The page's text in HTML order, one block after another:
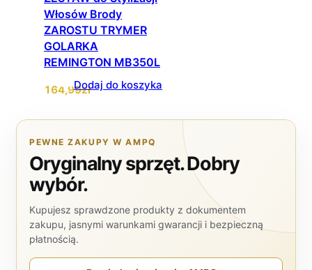
Włosów Brody
ZAROSTU TRYMER
GOLARKA
REMINGTON MB350L
164,99zł
Dodaj do koszyka
PEWNE ZAKUPY W AMPQ
Oryginalny sprzęt. Dobry
wybór.
Kupujesz sprawdzone produkty z dokumentem
zakupu, jasnymi warunkami gwarancji i bezpieczną
płatnością.